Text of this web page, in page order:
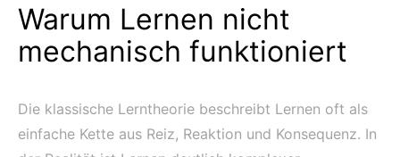
Warum Lernen nicht
mechanisch funktioniert
Die klassische Lerntheorie beschreibt Lernen oft als
einfache Kette aus Reiz, Reaktion und Konsequenz. In